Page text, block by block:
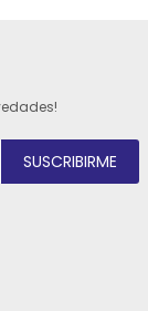
SUSCRIBIRME